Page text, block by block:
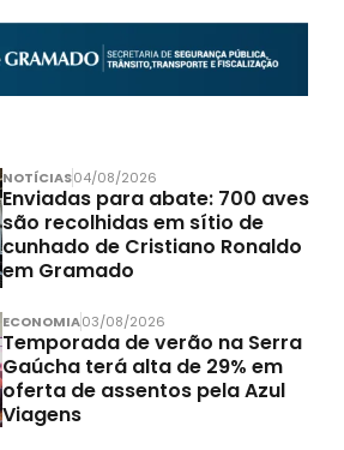
NOTÍCIAS04/08/2026
Enviadas para abate: 700 aves
são recolhidas em sítio de
cunhado de Cristiano Ronaldo
em Gramado
ECONOMIA03/08/2026
Temporada de verão na Serra
Gaúcha terá alta de 29% em
oferta de assentos pela Azul
Viagens